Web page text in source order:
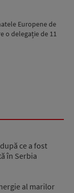
Europene de
o delegație de 11
ce a fost
în Serbia
al marilor